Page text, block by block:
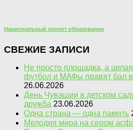
Национальный проект образование
СВЕЖИЕ ЗАПИСИ
Не просто площадка, а
футбол и МАФы правят бал
26.06.2026
День Чувашии в детском
дружба 23.06.2026
Одна страна — одна память
Мелодия мира на сером